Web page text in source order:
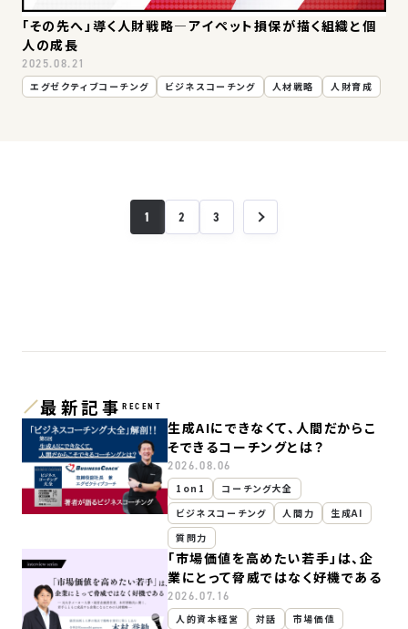
「その先へ」導く人財戦略―アイペット損保が描く組織と個
人の成長
2025.08.21
エグゼクティブコーチング
ビジネスコーチング 人材戦略 人財育成
1 2 3
RECENT
最新記事
生成AIにできなくて、人間だからこ
そできるコーチングとは？
2026.08.06
1on1
コーチング大全
ビジネスコーチング
人間力
生成AI
質問力
「市場価値を高めたい若手」は、企
業にとって脅威ではなく好機である
2026.07.16
人的資本経営
対話
市場価値